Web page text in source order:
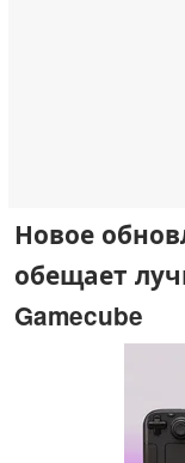
Новое
обещает
Gamecube